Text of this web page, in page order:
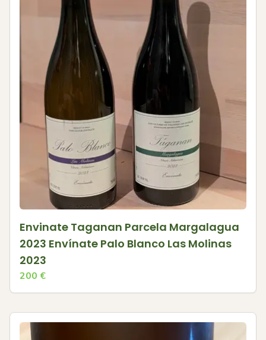
Envinate Taganan Parcela Margalagua
2023 Envínate Palo Blanco Las Molinas
2023
200 €